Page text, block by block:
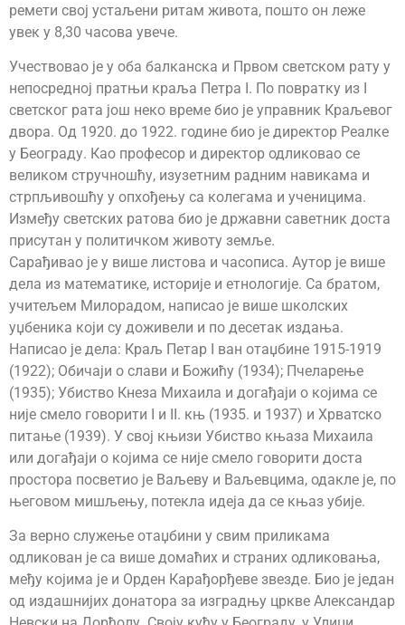
ремети свој устаљени ритам живота, пошто он леже
увек у 8,30 часова увече.
Учествовао је у оба балканска и Првом светском рату у
непосредној пратњи краља Петра I. По повратку из I
светског рата још неко време био је управник Краљевог
двора. Од 1920. до 1922. године био је директор Реалке
у Београду. Као професор и директор одликовао се
великом стручношћу, изузетним радним навикама и
стрпљивошћу у опхођењу са колегама и ученицима.
Између светских ратова био је државни саветник доста
присутан у политичком животу земље.
Сарађивао је у више листова и часописа. Аутор је више
дела из математике, историје и етнологије. Са братом,
учитељем Милорадом, написао је више школских
уџбеника који су доживели и по десетак издања.
Написао је дела: Краљ Петар I ван отаџбине 1915-1919
(1922); Обичаји о слави и Божићу (1934); Пчеларење
(1935); Убиство Кнеза Михаила и догађаји о којима се
није смело говорити I и II. књ (1935. и 1937) и Хрватско
питање (1939). У свој књизи Убиство књаза Михаила
или догађаји о којима се није смело говорити доста
простора посветио је Ваљеву и Ваљевцима, одакле је, по
његовом мишљењу, потекла идеја да се књаз убије.
За верно служење отаџбини у свим приликама
одликован је са више домаћих и страних одликовања,
међу којима је и Орден Карађорђеве звезде. Био је један
од издашнијих донатора за изградњу цркве Александар